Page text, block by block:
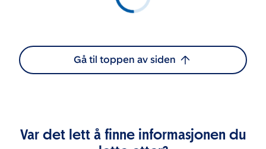
Gå til toppen av siden
Var det lett å finne informasjonen du